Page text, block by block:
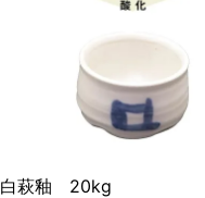
白萩釉 20kg